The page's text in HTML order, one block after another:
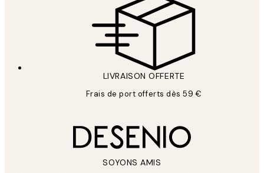
LIVRAISON OFFERTE
Frais de port offerts dès 59 €
SOYONS AMIS